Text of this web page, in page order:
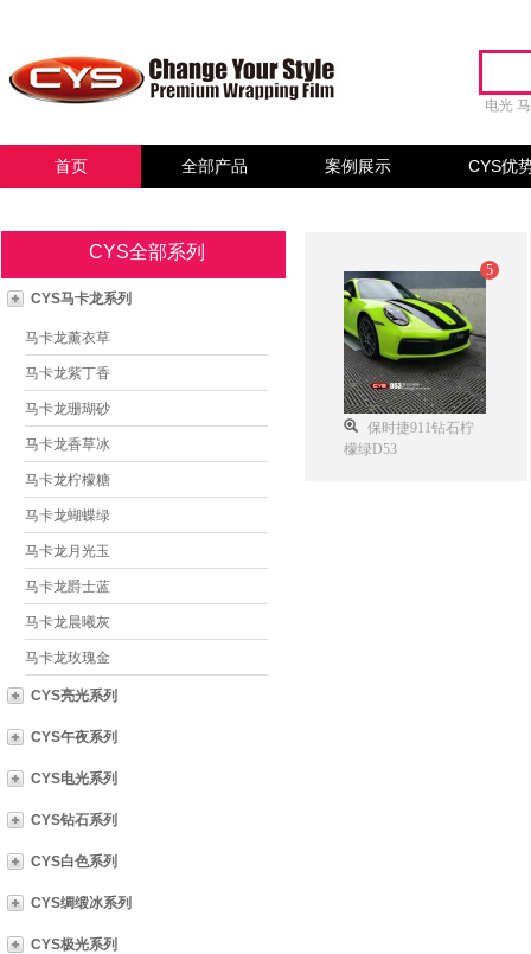
电光
首页 全部产品 案例展示 CYS优
CYS全部系列
CYS马卡龙系列
马卡龙薰衣草
马卡龙紫丁香
马卡龙珊瑚砂
马卡龙香草冰
马卡龙柠檬糖
马卡龙蝴蝶绿
马卡龙月光玉
马卡龙爵士蓝
马卡龙晨曦灰
马卡龙玫瑰金
CYS亮光系列
CYS午夜系列
CYS电光系列
CYS钻石系列
CYS白色系列
CYS绸缎冰系列
CYS极光系列
保时捷911钻石柠
檬绿D53
5